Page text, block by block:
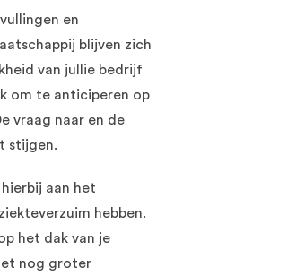
en
blijven zich
van jullie bedrijf
om te anticiperen op
vraag naar en de
stijgen.
aan het
hebben.
het dak van je
nog groter